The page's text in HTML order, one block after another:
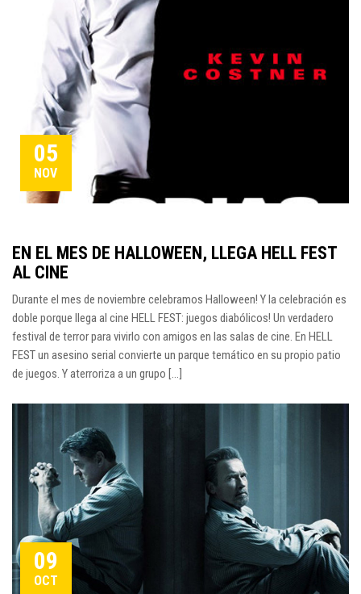
05
NOV
EN EL MES DE HALLOWEEN, LLEGA HELL FEST
AL CINE
Durante el mes de noviembre celebramos Halloween! Y la celebración es
doble porque llega al cine HELL FEST: juegos diabólicos! Un verdadero
festival de terror para vivirlo con amigos en las salas de cine. En HELL
FEST un asesino serial convierte un parque temático en su propio patio
de juegos. Y aterroriza a un grupo [...]
09
OCT